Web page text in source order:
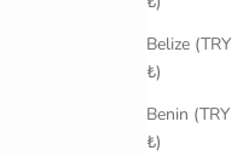
Belize (TRY
₺)
Benin (TRY
₺)